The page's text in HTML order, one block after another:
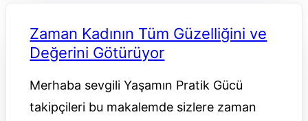
Zaman Kadının Tüm Güzelliğini ve
Değerini Götürüyor
Merhaba sevgili Yaşamın Pratik Gücü
takipçileri bu makalemde sizlere zaman